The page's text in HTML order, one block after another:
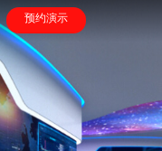
预约演示